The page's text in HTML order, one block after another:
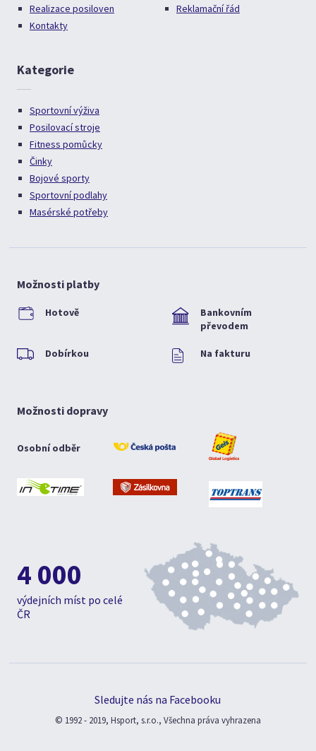
Realizace posiloven
Kontakty
Reklamační řád
Kategorie
Sportovní výživa
Posilovací stroje
Fitness pomůcky
Činky
Bojové sporty
Sportovní podlahy
Masérské potřeby
Možnosti platby
Hotově
Bankovním
převodem
Dobírkou Na fakturu
Možnosti dopravy
Osobní odběr
4 000
výdejních míst po celé
ČR
Sledujte nás na Facebooku
© 1992 - 2019, Hsport, s.r.o., Všechna práva vyhrazena